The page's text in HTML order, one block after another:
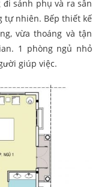
sảnh phụ và ra sân
tự nhiên. Bếp thiết kế
vừa thoáng và tận
1 phòng ngủ nhỏ
giúp việc.